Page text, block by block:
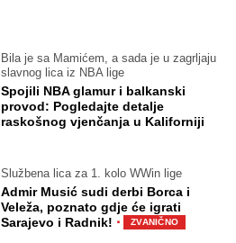
Bila je sa Mamićem, a sada je u zagrljaju
slavnog lica iz NBA lige
Spojili NBA glamur i balkanski
provod: Pogledajte detalje
raskošnog vjenčanja u Kaliforniji
Službena lica za 1. kolo WWin lige
Admir Musić sudi derbi Borca i
Veleža, poznato gdje će igrati
Sarajevo i Radnik! · ZVANIČNO